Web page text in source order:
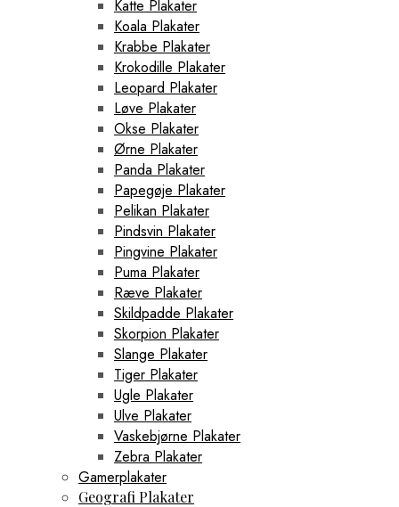
Katte Plakater
Koala Plakater
Krabbe Plakater
Krokodille Plakater
Leopard Plakater
Løve Plakater
Okse Plakater
Ørne Plakater
Panda Plakater
Papegøje Plakater
Pelikan Plakater
Pindsvin Plakater
Pingvine Plakater
Puma Plakater
Ræve Plakater
Skildpadde Plakater
Skorpion Plakater
Slange Plakater
Tiger Plakater
Ugle Plakater
Ulve Plakater
Vaskebjørne Plakater
Zebra Plakater
Gamerplakater
Geografi Plakater